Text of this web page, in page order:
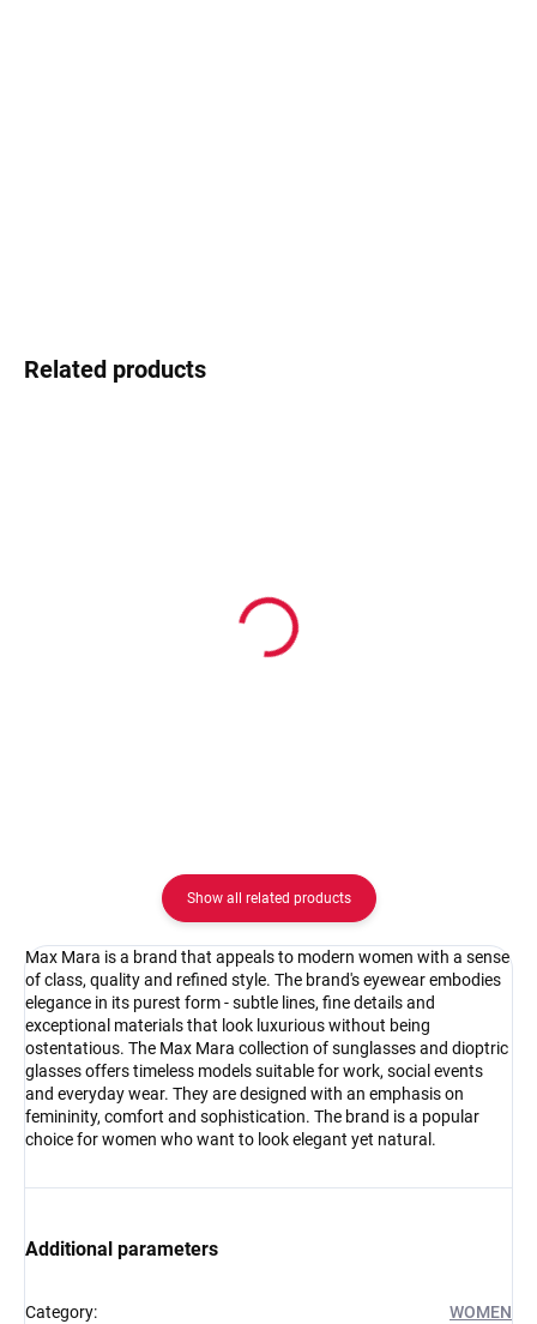
Related products
In stock
Show all related products
Max Mara is a brand that appeals to modern women with a sense
of class, quality and refined style. The brand's eyewear embodies
elegance in its purest form - subtle lines, fine details and
exceptional materials that look luxurious without being
ostentatious. The Max Mara collection of sunglasses and dioptric
glasses offers timeless models suitable for work, social events
and everyday wear. They are designed with an emphasis on
femininity, comfort and sophistication. The brand is a popular
choice for women who want to look elegant yet natural.
Additional parameters
Category: WOMEN